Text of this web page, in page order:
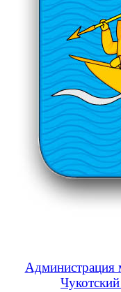
Администрация